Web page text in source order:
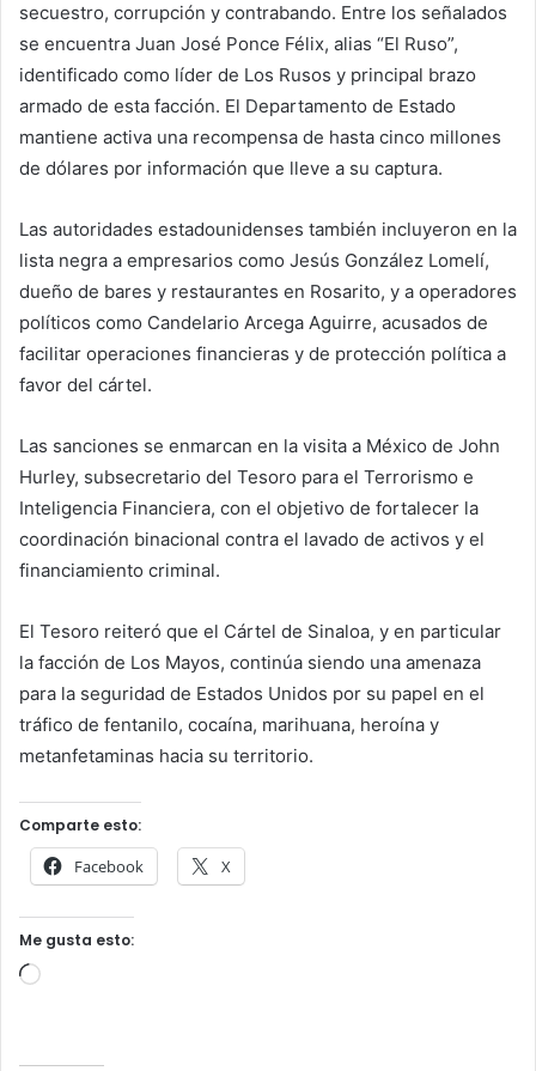
secuestro, corrupción y contrabando. Entre los señalados
se encuentra Juan José Ponce Félix, alias “El Ruso”,
identificado como líder de Los Rusos y principal brazo
armado de esta facción. El Departamento de Estado
mantiene activa una recompensa de hasta cinco millones
de dólares por información que lleve a su captura.
Las autoridades estadounidenses también incluyeron en la
lista negra a empresarios como Jesús González Lomelí,
dueño de bares y restaurantes en Rosarito, y a operadores
políticos como Candelario Arcega Aguirre, acusados de
facilitar operaciones financieras y de protección política a
favor del cártel.
Las sanciones se enmarcan en la visita a México de John
Hurley, subsecretario del Tesoro para el Terrorismo e
Inteligencia Financiera, con el objetivo de fortalecer la
coordinación binacional contra el lavado de activos y el
financiamiento criminal.
El Tesoro reiteró que el Cártel de Sinaloa, y en particular
la facción de Los Mayos, continúa siendo una amenaza
para la seguridad de Estados Unidos por su papel en el
tráfico de fentanilo, cocaína, marihuana, heroína y
metanfetaminas hacia su territorio.
Comparte esto:
Facebook X
Me gusta esto:
Cargando...